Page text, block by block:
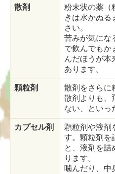
散剤
粉末状の薬（
きは水かぬる
さい。
苦みが気にな
で飲んでもか
んだほうが本
あります。
顆粒剤
散剤をさらに
散剤よりも、
ない、といっ
カプセル剤
顆粒剤や液剤
す。顆粒剤を
と、液剤を詰
ります。
噛んだり、中